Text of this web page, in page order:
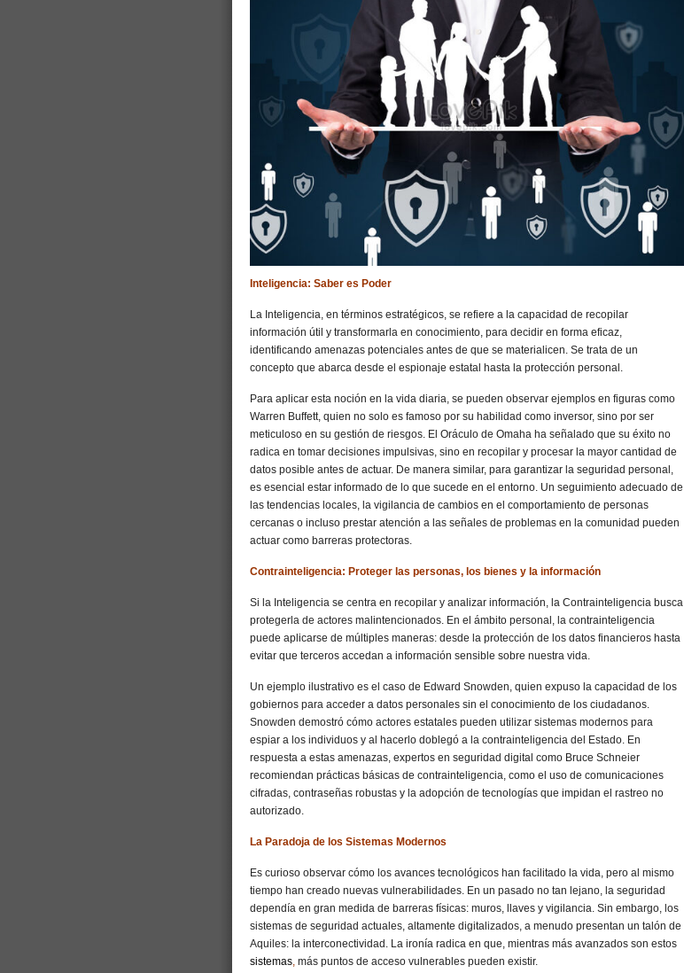
Inteligencia: Saber es Poder
La Inteligencia, en términos estratégicos, se refiere a la capacidad de recopilar
información útil y transformarla en conocimiento, para decidir en forma eficaz,
identificando amenazas potenciales antes de que se materialicen. Se trata de un
concepto que abarca desde el espionaje estatal hasta la protección personal.
Para aplicar esta noción en la vida diaria, se pueden observar ejemplos en figuras como
Warren Buffett, quien no solo es famoso por su habilidad como inversor, sino por ser
meticuloso en su gestión de riesgos. El Oráculo de Omaha ha señalado que su éxito no
radica en tomar decisiones impulsivas, sino en recopilar y procesar la mayor cantidad de
datos posible antes de actuar. De manera similar, para garantizar la seguridad personal,
es esencial estar informado de lo que sucede en el entorno. Un seguimiento adecuado de
las tendencias locales, la vigilancia de cambios en el comportamiento de personas
cercanas o incluso prestar atención a las señales de problemas en la comunidad pueden
actuar como barreras protectoras.
Contrainteligencia: Proteger las personas, los bienes y la información
Si la Inteligencia se centra en recopilar y analizar información, la Contrainteligencia busca
protegerla de actores malintencionados. En el ámbito personal, la contrainteligencia
puede aplicarse de múltiples maneras: desde la protección de los datos financieros hasta
evitar que terceros accedan a información sensible sobre nuestra vida.
Un ejemplo ilustrativo es el caso de Edward Snowden, quien expuso la capacidad de los
gobiernos para acceder a datos personales sin el conocimiento de los ciudadanos.
Snowden demostró cómo actores estatales pueden utilizar sistemas modernos para
espiar a los individuos y al hacerlo doblegó a la contrainteligencia del Estado. En
respuesta a estas amenazas, expertos en seguridad digital como Bruce Schneier
recomiendan prácticas básicas de contrainteligencia, como el uso de comunicaciones
cifradas, contraseñas robustas y la adopción de tecnologías que impidan el rastreo no
autorizado.
La Paradoja de los Sistemas Modernos
Es curioso observar cómo los avances tecnológicos han facilitado la vida, pero al mismo
tiempo han creado nuevas vulnerabilidades. En un pasado no tan lejano, la seguridad
dependía en gran medida de barreras físicas: muros, llaves y vigilancia. Sin embargo, los
sistemas de seguridad actuales, altamente digitalizados, a menudo presentan un talón de
Aquiles: la interconectividad. La ironía radica en que, mientras más avanzados son estos
sistemas, más puntos de acceso vulnerables pueden existir.